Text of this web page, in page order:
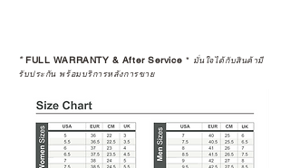
*FULL WARRANTY & After Service * มั่นใจได้กับสินค้ามี
รับประกัน พร้อมบริการหลังการขาย